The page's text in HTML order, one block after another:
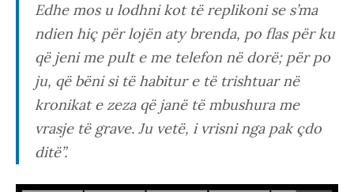
Edhe mos u lodhni kot të replikoni se s’ma
ndien hiç për lojën aty brenda, po flas për ku
që jeni me pult e me telefon në dorë; për po
ju, që bëni si të habitur e të trishtuar në
kronikat e zeza që janë të mbushura me
vrasje të grave. Ju vetë, i vrisni nga pak çdo
ditë”.